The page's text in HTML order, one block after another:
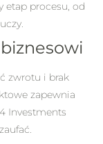
etap procesu, od
zwrotu i brak
zapewnia
Investments